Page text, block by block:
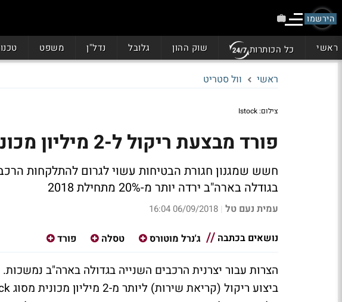
הירשמו
ראשי כל הכותרות שוק ההון גלובל נדל"ן משפט
ראשי וול סטריט
צילום: Istock
פורד מבצעת ריקול ל-2 מיליון מכוניות בצפון אמריקה
בגודלה בארה"ב ירדה יותר מ-20% מתחילת 2018
עמית נעם טל |
06/09/2018 16:04
נושאים בכתבה ג'נרל מוטורס טסלה פורד